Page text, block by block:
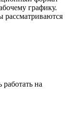
графику.
рассматриваются
на